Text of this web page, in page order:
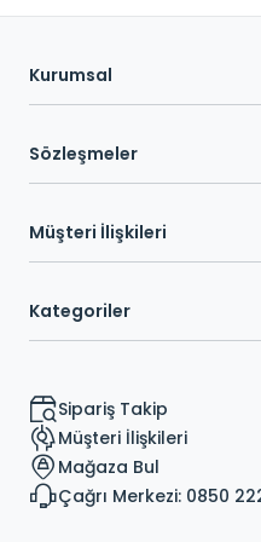
Kurumsal
Sözleşmeler
Müşteri İlişkileri
Kategoriler
Sipariş Takip
Müşteri İlişkileri
Mağaza Bul
Çağrı Merkezi: 0850